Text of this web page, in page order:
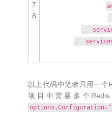
7
8
以上代码中笔者只用一
项目中需要多个
options.Configuration="